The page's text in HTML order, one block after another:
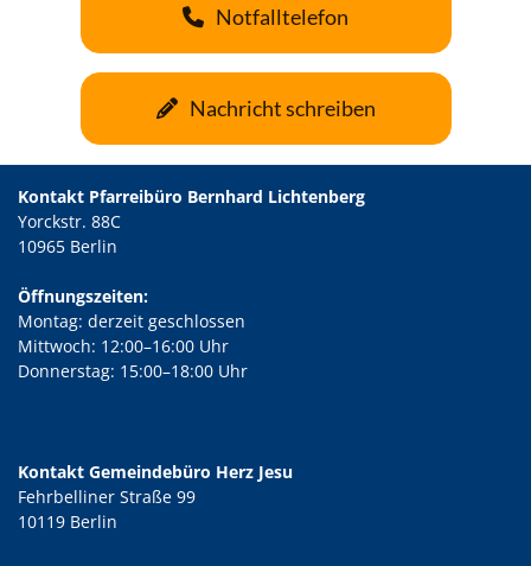
Notfalltelefon
Nachricht schreiben
Kontakt Pfarreibüro Bernhard Lichtenberg
Yorckstr. 88C
10965 Berlin
Öffnungszeiten:
Montag: derzeit geschlossen
Mittwoch: 12:00–16:00 Uhr
Donnerstag: 15:00–18:00 Uhr
Kontakt Gemeindebüro Herz Jesu
Fehrbelliner Straße 99
10119 Berlin